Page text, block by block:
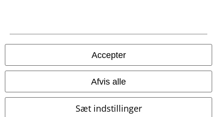
Accepter
Afvis alle
Sæt indstillinger